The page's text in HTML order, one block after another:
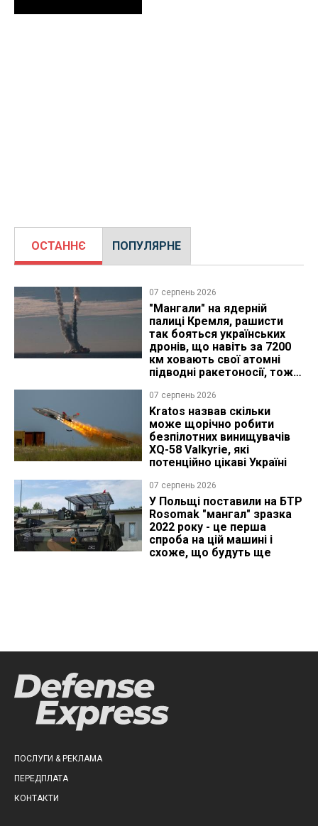
ОСТАННЄ ПОПУЛЯРНЕ
07 серпень 2026
"Мангали" на ядерній
палиці Кремля, рашисти
так бояться українських
дронів, що навіть за 7200
км ховають свої атомні
підводні ракетоносії, тож
07 серпень 2026
Kratos назвав скільки
може щорічно робити
безпілотних винищувачів
XQ-58 Valkyrie, які
потенційно цікаві Україні
07 серпень 2026
У Польщі поставили на БТР
Rosomak "мангал" зразка
2022 року - це перша
спроба на цій машині і
схоже, що будуть ще
ПОСЛУГИ & РЕКЛАМА
ПЕРЕДПЛАТА
КОНТАКТИ